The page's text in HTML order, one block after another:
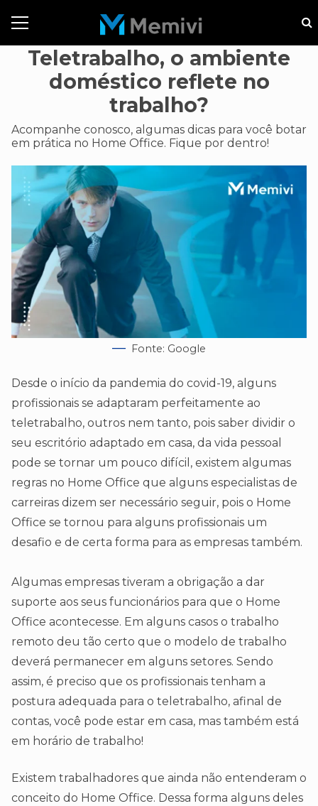
Teletrabalho, o ambiente
doméstico reflete no
trabalho?
Acompanhe conosco, algumas dicas para você botar
em prática no Home Office. Fique por dentro!
Fonte: Google
Desde o início da pandemia do covid-19, alguns
profissionais se adaptaram perfeitamente ao
teletrabalho, outros nem tanto, pois saber dividir o
seu escritório adaptado em casa, da vida pessoal
pode se tornar um pouco difícil, existem algumas
regras no Home Office que alguns especialistas de
carreiras dizem ser necessário seguir, pois o Home
Office se tornou para alguns profissionais um
desafio e de certa forma para as empresas também.
Algumas empresas tiveram a obrigação a dar
suporte aos seus funcionários para que o Home
Office acontecesse. Em alguns casos o trabalho
remoto deu tão certo que o modelo de trabalho
deverá permanecer em alguns setores. Sendo
assim, é preciso que os profissionais tenham a
postura adequada para o teletrabalho, afinal de
contas, você pode estar em casa, mas também está
em horário de trabalho!
Existem trabalhadores que ainda não entenderam o
conceito do Home Office. Dessa forma alguns deles